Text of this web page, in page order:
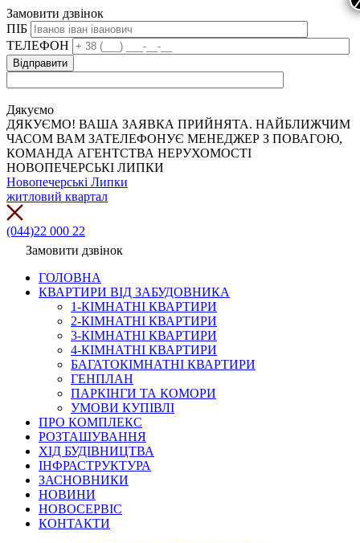
Замовити дзвінок
ПІБ
ТЕЛЕФОН
Дякуємо
ДЯКУЄМО! ВАША ЗАЯВКА ПРИЙНЯТА. НАЙБЛИЖЧИМ
ЧАСОМ ВАМ ЗАТЕЛЕФОНУЄ МЕНЕДЖЕР З ПОВАГОЮ,
КОМАНДА АГЕНТСТВА НЕРУХОМОСТІ
НОВОПЕЧЕРСЬКІ ЛИПКИ
Новопечерські Липки
житловий квартал
(044)22 000 22
Замовити дзвінок
ГОЛОВНА
КВАРТИРИ ВІД ЗАБУДОВНИКА
1-КІМНАТНІ КВАРТИРИ
2-КІМНАТНІ КВАРТИРИ
3-КІМНАТНІ КВАРТИРИ
4-КІМНАТНІ КВАРТИРИ
БАГАТОКІМНАТНІ КВАРТИРИ
ГЕНПЛАН
ПАРКІНГИ ТА КОМОРИ
УМОВИ КУПІВЛІ
ПРО КОМПЛЕКС
РОЗТАШУВАННЯ
ХІД БУДІВНИЦТВА
ІНФРАСТРУКТУРА
ЗАСНОВНИКИ
НОВИНИ
НОВОСЕРВІС
КОНТАКТИ